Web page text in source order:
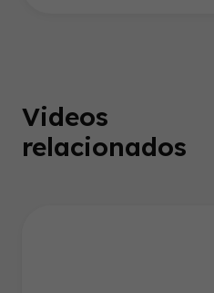
Videos
relacionados